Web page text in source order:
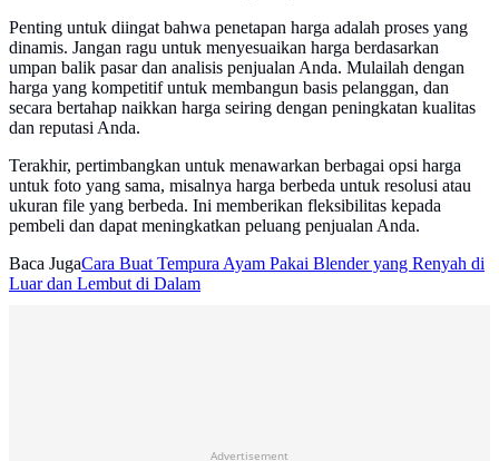
Penting untuk diingat bahwa penetapan harga adalah proses yang
dinamis. Jangan ragu untuk menyesuaikan harga berdasarkan
umpan balik pasar dan analisis penjualan Anda. Mulailah dengan
harga yang kompetitif untuk membangun basis pelanggan, dan
secara bertahap naikkan harga seiring dengan peningkatan kualitas
dan reputasi Anda.
Terakhir, pertimbangkan untuk menawarkan berbagai opsi harga
untuk foto yang sama, misalnya harga berbeda untuk resolusi atau
ukuran file yang berbeda. Ini memberikan fleksibilitas kepada
pembeli dan dapat meningkatkan peluang penjualan Anda.
Baca JugaCara Buat Tempura Ayam Pakai Blender yang Renyah di
Luar dan Lembut di Dalam
Advertisement